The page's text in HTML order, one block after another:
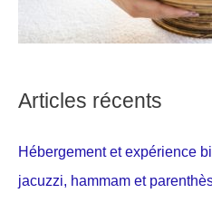
Articles récents
Hébergement et expérience
jacuzzi, hammam et